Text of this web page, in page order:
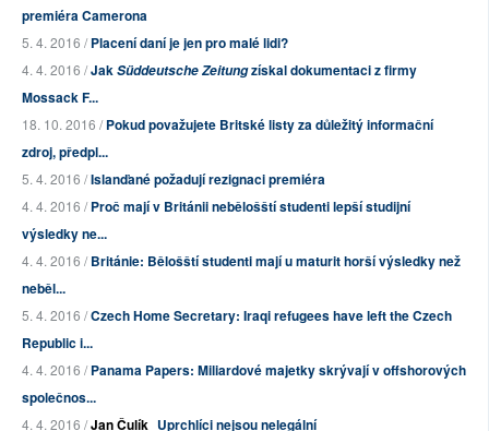
premiéra Camerona
5. 4. 2016 /Placení daní je jen pro malé lidi?
4. 4. 2016 /JakSüddeutsche Zeitungzískal dokumentaci z firmy
Mossack F...
18. 10. 2016 /Pokud považujete Britské listy za důležitý informační
zdroj, předpl...
5. 4. 2016 /Islanďané požadují rezignaci premiéra
4. 4. 2016 /Proč mají v Británii nebělošští studenti lepší studijní
výsledky ne...
4. 4. 2016 /Británie: Bělošští studenti mají u maturit horší výsledky než
neběl...
5. 4. 2016 /Czech Home Secretary: Iraqi refugees have left the Czech
Republic i...
4. 4. 2016 /Panama Papers: Miliardové majetky skrývají v offshorových
společnos...
4. 4. 2016 /Jan Čulík Uprchlíci nejsou nelegální